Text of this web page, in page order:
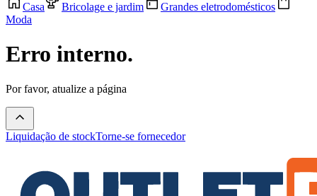
Casa
Bricolage e jardim
Grandes eletrodomésticos
Moda
Erro interno.
Por favor, atualize a página
Liquidação de stockTorne-se fornecedor